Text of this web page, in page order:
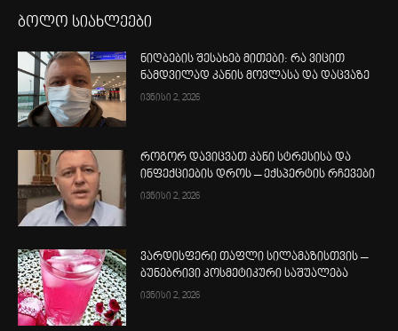
ბოლო სიახლეები
ნიღბების შესახებ მითები: რა ვიცით
ნამდვილად კანის მოვლასა და დაცვაზე
ივნისი 2, 2026
როგორ დავიცვათ კანი სტრესისა და
ინფექციების დროს – ექსპერტის რჩევები
ივნისი 2, 2026
ვარდისფერი თაფლი სილამაზისთვის –
ბუნებრივი კოსმეტიკური საშუალება
ივნისი 2, 2026